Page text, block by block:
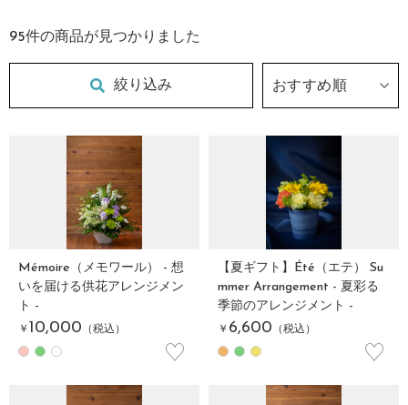
95件の商品が見つかりました
絞り込み
Mémoire（メモワール） - 想
いを届ける供花アレンジメン
ト -
￥ 10,000 （税込）
♡
【夏ギフト】Été（エテ） Su
mmer Arrangement - 夏彩る
季節のアレンジメント -
￥ 6,600 （税込）
♡